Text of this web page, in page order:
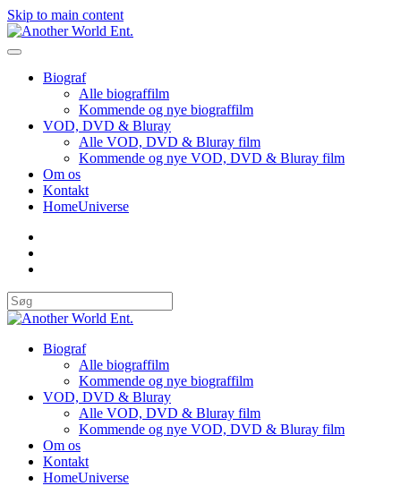
Skip to main content
Biograf
Alle biograffilm
Kommende og nye biograffilm
VOD, DVD & Bluray
Alle VOD, DVD & Bluray film
Kommende og nye VOD, DVD & Bluray film
Om os
Kontakt
HomeUniverse
Biograf
Alle biograffilm
Kommende og nye biograffilm
VOD, DVD & Bluray
Alle VOD, DVD & Bluray film
Kommende og nye VOD, DVD & Bluray film
Om os
Kontakt
HomeUniverse